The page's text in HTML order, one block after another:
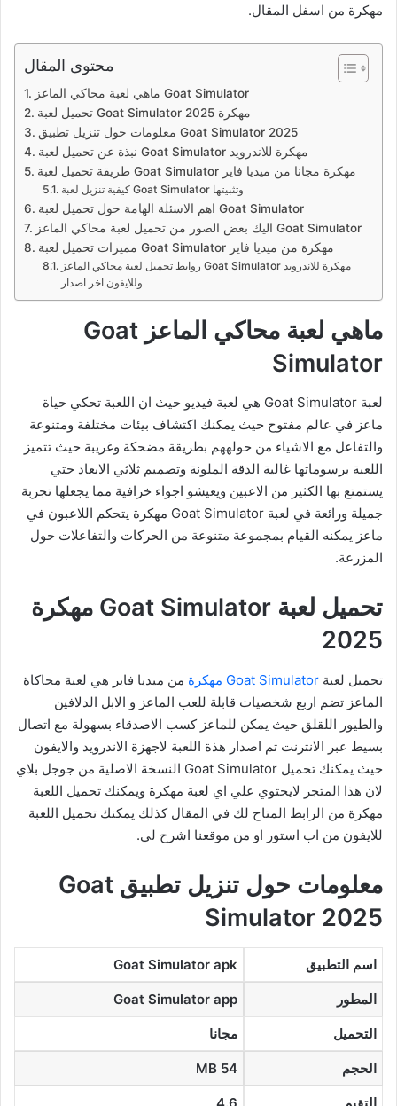
مهكرة من اسفل المقال.
محتوى المقال
ماهي لعبة محاكي الماعز Goat Simulator
تحميل لعبة Goat Simulator مهكرة 2025
معلومات حول تنزيل تطبيق Goat Simulator 2025
نبذة عن تحميل لعبة Goat Simulator مهكرة للاندرويد
طريقة تحميل لعبة Goat Simulator مهكرة مجانا من ميديا فاير
كيفية تنزيل لعبة Goat Simulator وتثبيتها
اهم الاسئلة الهامة حول تحميل لعبة Goat Simulator
اليك بعض الصور من تحميل لعبة محاكي الماعز Goat Simulator
مميزات تحميل لعبة Goat Simulator مهكرة من ميديا فاير
روابط تحميل لعبة محاكي الماعز Goat Simulator مهكرة للاندرويد
وللايفون اخر اصدار
ماهي لعبة محاكي الماعز Goat
Simulator
لعبة Goat Simulator هي لعبة فيديو حيث ان اللعبة تحكي حياة
ماعز في عالم مفتوح حيث يمكنك اكتشاف بيئات مختلفة ومتنوعة
والتفاعل مع الاشياء من حولههم بطريقة مضحكة وغريبة حيث تتميز
اللعبة برسوماتها غالية الدقة الملونة وتصميم ثلاثي الابعاد حتي
يستمتع بها الكثير من الاعبين ويعيشو اجواء خرافية مما يجعلها تجربة
جميلة ورائعة في لعبة Goat Simulator مهكرة يتحكم اللاعبون في
ماعز يمكنه القيام بمجموعة متنوعة من الحركات والتفاعلات حول
المزرعة.
تحميل لعبة Goat Simulator مهكرة
2025
تحميل لعبة
من ميديا فاير هي لعبة محاكاة
الماعز تضم اربع شخصيات قابلة للعب الماعز و الابل الدلافين
والطيور اللقلق حيث يمكن للماعز كسب الاصدقاء بسهولة مع اتصال
بسيط عبر الانترنت تم اصدار هذة اللعبة لاجهزة الاندرويد والايفون
حيث يمكنك تحميل Goat Simulator النسخة الاصلية من جوجل بلاي
لان هذا المتجر لايحتوي علي اي لعبة مهكرة ويمكنك تحميل اللعبة
مهكرة من الرابط المتاح لك في المقال كذلك يمكنك تحميل اللعبة
للايفون من اب استور او من موقعنا اشرح لي.
معلومات حول تنزيل تطبيق Goat
Simulator 2025
اسم التطبيق Goat Simulator apk
المطور Goat Simulator app
التحميل مجانا
الحجم MB 54